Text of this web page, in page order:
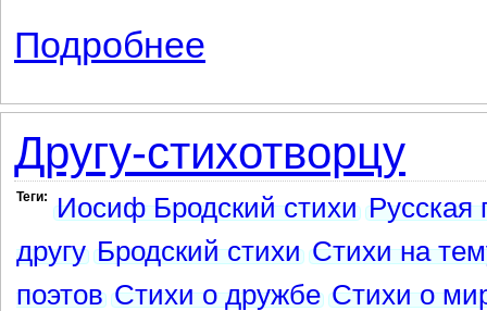
Подробнее
Другу-стихотворцу
Теги: Иосиф Бродский стихи Русская
другу Бродский стихи Стихи на
поэтов Стихи о дружбе Стихи о